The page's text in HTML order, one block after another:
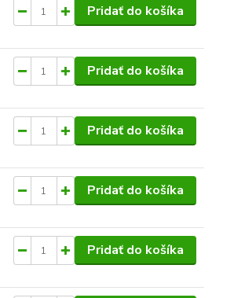
Pridať do košíka
Pridať do košíka
Pridať do košíka
Pridať do košíka
Pridať do košíka